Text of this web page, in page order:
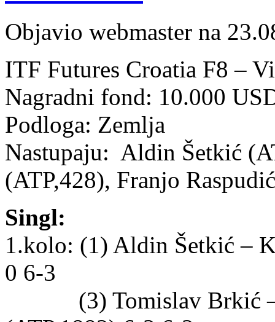
Objavio webmaster na
ITF Futures Croatia F8 –
Nagradni fond: 10.000
Podloga: Zemlja
Nastupaju: Aldin Šetkić
(ATP,428), Franjo
Singl:
1.kolo: (1) Aldin Šetkić –
0 6-3
(3) Tomislav Brkić –